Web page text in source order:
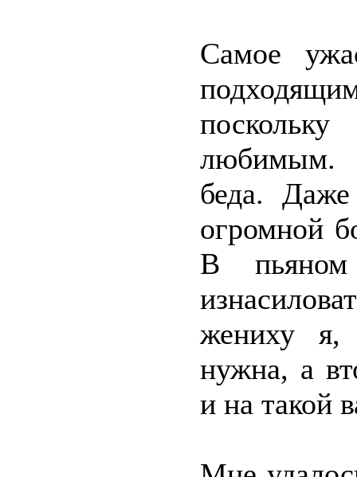
Самое
любимым.
беда.
огромной
В
жениху я,
нужна, а
и на такой